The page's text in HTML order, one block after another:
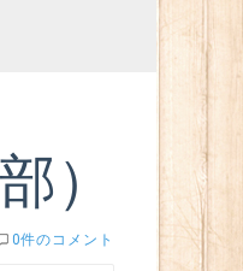
）
0件のコメント